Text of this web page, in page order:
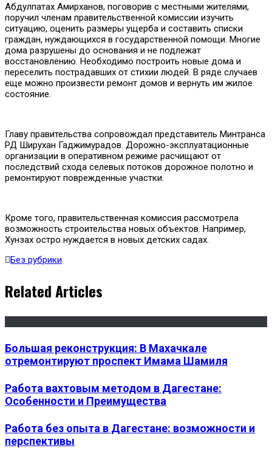
Абдулпатах Амирханов, поговорив с местными жителями,
поручил членам правительственной комиссии изучить
ситуацию, оценить размеры ущерба и составить списки
граждан, нуждающихся в государственной помощи. Многие
дома разрушены до основания и не подлежат
восстановлению. Необходимо построить новые дома и
переселить пострадавших от стихии людей. В ряде случаев
еще можно произвести ремонт домов и вернуть им жилое
состояние.
Главу правительства сопровождал представитель Минтранса
РД Ширухан Гаджимурадов. Дорожно-эксплуатационные
организации в оперативном режиме расчищают от
последствий схода селевых потоков дорожное полотно и
ремонтируют поврежденные участки.
Кроме того, правительственная комиссия рассмотрела
возможность строительства новых объектов. Например,
Хунзах остро нуждается в новых детских садах.
Без рубрики
Related Articles
Большая реконструкция: В Махачкале
отремонтируют проспект Имама Шамиля
Работа вахтовым методом в Дагестане:
Особенности и Преимущества
Работа без опыта в Дагестане: возможности и
перспективы